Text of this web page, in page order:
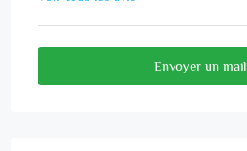
Envoyer un mail